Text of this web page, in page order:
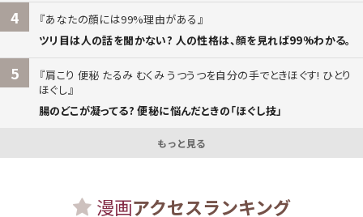
4
あなたの顔には99%理由がある
ツリ目は人の話を聞かない? 人の性格は、顔を見れば99%わかる。
5
肩こり 便秘 たるみ むくみ うつうつを自分の手でときほぐす! ひとり
ほぐし
腸のどこが凝ってる? 便秘に悩んだときの「ほぐし技」
もっと見る
漫画アクセスランキング